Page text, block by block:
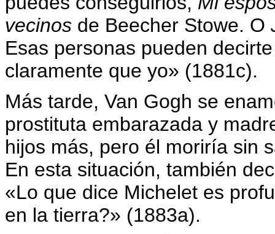
vecinos de Beecher Stowe. O
Esas personas pueden
claramente que yo» (1881c).
Más tarde, Van Gogh se
prostituta embarazada y
hijos más, pero él moriría sin
En esta situación, también
«Lo que dice Michelet es
en la tierra?» (1883a).